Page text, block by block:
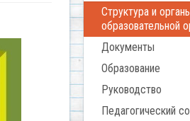
Структура и
образовательной
Документы
Образование
Руководство
Педагогический